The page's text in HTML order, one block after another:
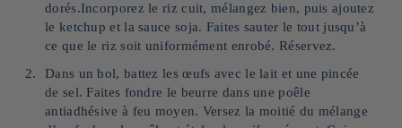
dorés.Incorporez le riz cuit, mélangez bien, puis ajoutez
le ketchup et la sauce soja. Faites sauter le tout jusqu’à
ce que le riz soit uniformément enrobé. Réservez.
Dans un bol, battez les œufs avec le lait et une pincée
de sel. Faites fondre le beurre dans une poêle
antiadhésive à feu moyen. Versez la moitié du mélange